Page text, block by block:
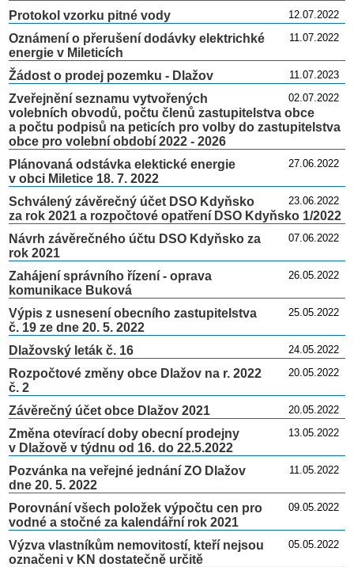
12.07.2022
Protokol vzorku pitné vody
11.07.2022
Oznámení o přerušení dodávky elektrichké
energie v Mileticích
11.07.2023
Žádost o prodej pozemku - Dlažov
02.07.2022
Zveřejnění seznamu vytvořených
volebních obvodů, počtu členů zastupitelstva obce
a počtu podpisů na peticích pro volby do zastupitelstva
obce pro volební období 2022 - 2026
27.06.2022
Plánovaná odstávka elektické energie
v obci Miletice 18. 7. 2022
23.06.2022
Schválený závěrečný účet DSO Kdyňsko
za rok 2021 a rozpočtové opatření DSO Kdyňsko 1/2022
07.06.2022
Návrh závěrečného účtu DSO Kdyňsko za
rok 2021
26.05.2022
Zahájení správního řízení - oprava
komunikace Buková
25.05.2022
Výpis z usnesení obecního zastupitelstva
č. 19 ze dne 20. 5. 2022
24.05.2022
Dlažovský leták č. 16
20.05.2022
Rozpočtové změny obce Dlažov na r. 2022
č. 2
20.05.2022
Závěrečný účet obce Dlažov 2021
13.05.2022
Změna otevírací doby obecní prodejny
v Dlažově v týdnu od 16. do 22.5.2022
11.05.2022
Pozvánka na veřejné jednání ZO Dlažov
dne 20. 5. 2022
09.05.2022
Porovnání všech položek výpočtu cen pro
vodné a stočné za kalendářní rok 2021
05.05.2022
Výzva vlastníkům nemovitostí, kteří nejsou
označeni v KN dostatečně určitě